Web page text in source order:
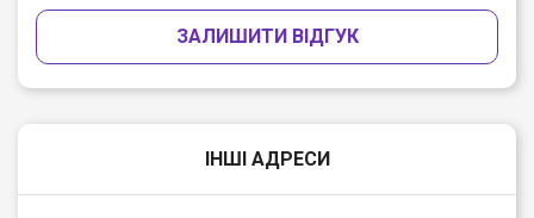
ЗАЛИШИТИ ВІДГУК
ІНШІ АДРЕСИ